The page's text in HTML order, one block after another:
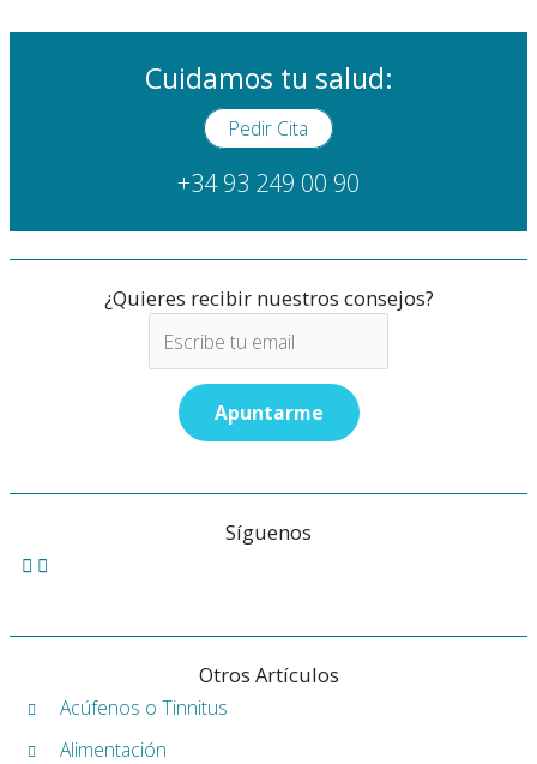
Cuidamos tu salud:
Pedir Cita
+34 93 249 00 90
¿Quieres recibir nuestros consejos?
Síguenos
Otros Artículos
Acúfenos o Tinnitus
Alimentación